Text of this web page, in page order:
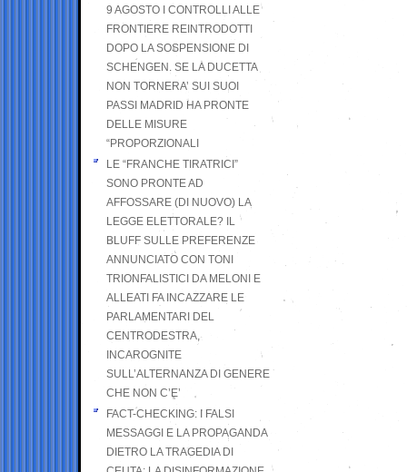
9 AGOSTO I CONTROLLI ALLE
FRONTIERE REINTRODOTTI
DOPO LA SOSPENSIONE DI
SCHENGEN. SE LA DUCETTA
NON TORNERA’ SUI SUOI
PASSI MADRID HA PRONTE
DELLE MISURE
“PROPORZIONALI
LE “FRANCHE TIRATRICI”
SONO PRONTE AD
AFFOSSARE (DI NUOVO) LA
LEGGE ELETTORALE? IL
BLUFF SULLE PREFERENZE
ANNUNCIATO CON TONI
TRIONFALISTICI DA MELONI E
ALLEATI FA INCAZZARE LE
PARLAMENTARI DEL
CENTRODESTRA,
INCAROGNITE
SULL’ALTERNANZA DI GENERE
CHE NON C’E’
FACT-CHECKING: I FALSI
MESSAGGI E LA PROPAGANDA
DIETRO LA TRAGEDIA DI